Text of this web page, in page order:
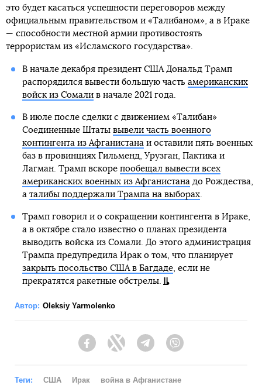
это будет касаться успешности переговоров между
официальным правительством и «Талибаном», а в Ираке
— способности местной армии противостоять
террористам из «Исламского государства».
В начале декабря президент США Дональд Трамп
распорядился вывести большую часть американских
войск из Сомалив начале 2021 года.
В июле после сделки с движением «Талибан»
Соединенные Штаты вывели часть военного
контингента из Афганистана и оставили пять военных
баз в провинциях Гильменд, Урузган, Пактика и
Лагман. Трамп вскоре пообещал вывести всех
американских военных из Афганистана до Рождества,
а талибы поддержали Трампа на выборах.
Трамп говорил и о сокращении контингента в Ираке,
а в октябре стало известно о планах президента
выводить войска из Сомали. До этого администрация
Трампа предупредила Ирак о том, что планирует
закрыть посольство США в Багдаде, если не
прекратятся ракетные обстрелы.
Автор: Oleksiy Yarmolenko
FacebookTwitter Telegram
Теги: США Ирак война в Афганистане